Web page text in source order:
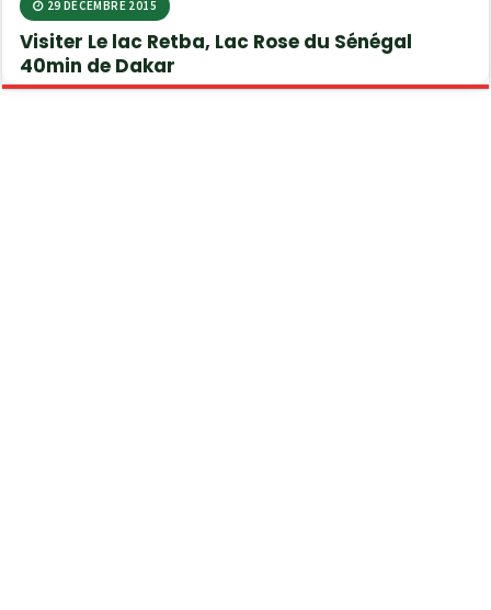
Visiter Le lac Retba, Lac Rose du Sénégal
40min de Dakar
29 DÉCEMBRE 2015